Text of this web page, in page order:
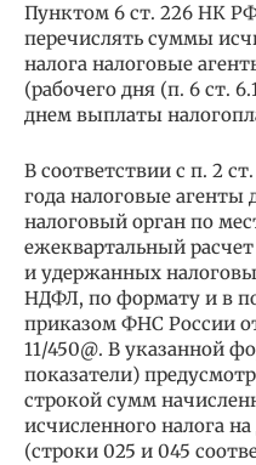
Пунктом 6 ст. 226 НК
перечислять суммы
налога налоговые
(рабочего дня (п. 6 ст.
днем выплаты
В соответствии с п. 2
года налоговые агенты
налоговый орган по
ежеквартальный
и удержанных
НДФЛ, по формату и в
приказом ФНС России
11/450@. В указанной
показатели)
строкой сумм
исчисленного налога
(строки 025 и 045